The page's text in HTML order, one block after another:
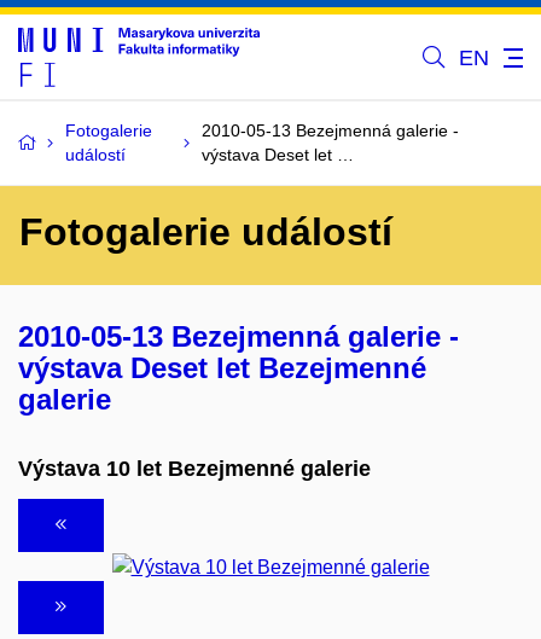
EN
Fotogalerie
událostí
2010-05-13 Bezejmenná galerie -
výstava Deset let …
Fotogalerie událostí
2010-05-13 Bezejmenná galerie -
výstava Deset let Bezejmenné
galerie
Výstava 10 let Bezejmenné galerie